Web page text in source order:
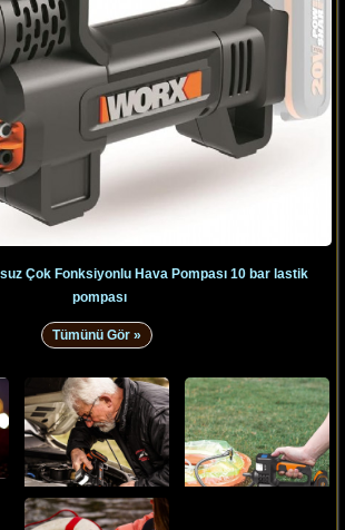
Çok Fonksiyonlu Hava Pompası 10 bar lastik
pompası
Tümünü Gör »